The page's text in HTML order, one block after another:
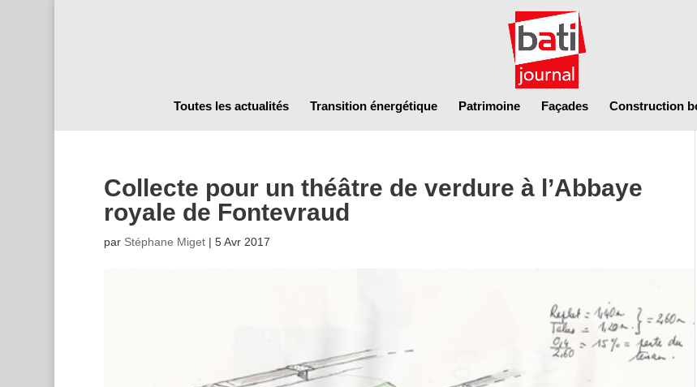
Toutes les actualités Transition énergétique Patrimoine Façades Construction
Collecte pour un théâtre de verdure à l’Abbaye
royale de Fontevraud
par Stéphane Miget| 5 Avr 2017